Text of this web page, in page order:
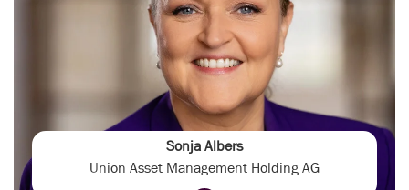
Sonja Albers
Union Asset Management Holding AG